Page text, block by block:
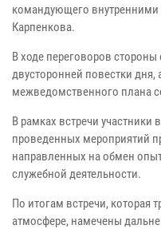
командующего
Карпенкова.
В ходе переговоров
двусторонней повестки
межведомственного плана
В рамках встречи участники
проведенных мероприятий
направленных на обмен
служебной деятельности.
По итогам встречи, которая
атмосфере, намечены